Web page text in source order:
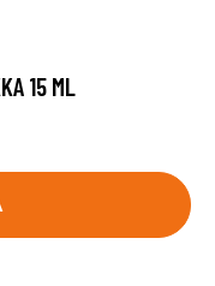
15 ML